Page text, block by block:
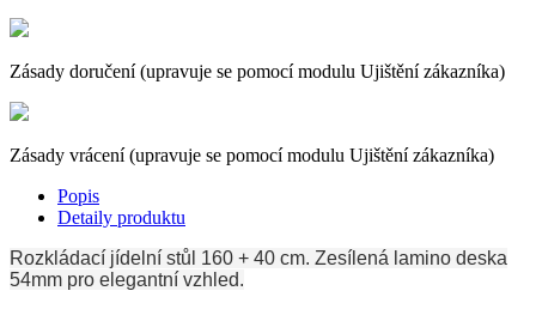
Zásady doručení (upravuje se pomocí modulu Ujištění zákazníka)
Zásady vrácení (upravuje se pomocí modulu Ujištění zákazníka)
Popis
Detaily produktu
Rozkládací jídelní stůl 160 + 40 cm. Zesílená lamino deska
54mm pro elegantní vzhled.